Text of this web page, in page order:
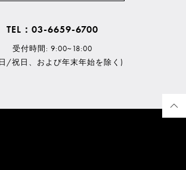
TEL：03-6659-6700
受付時間: 9:00~18:00
/祝日、および年末年始を除く)